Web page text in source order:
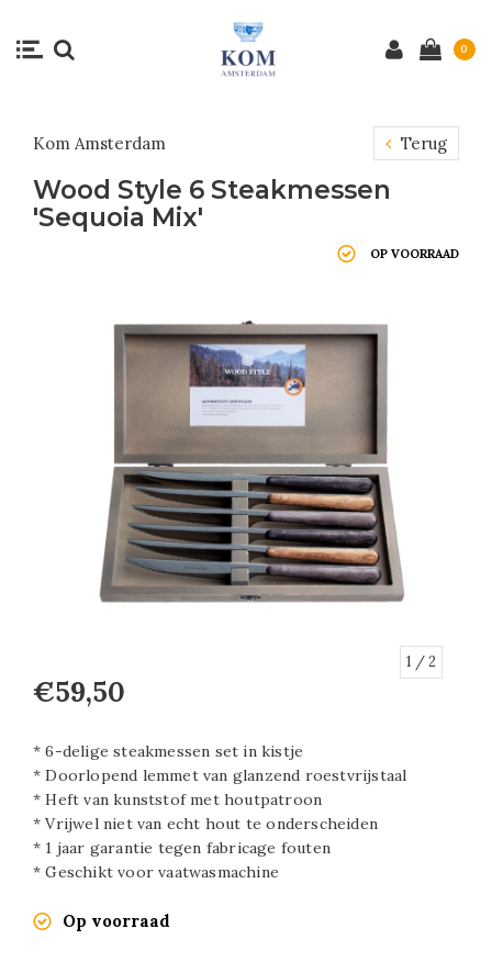
0
Kom Amsterdam Terug
Wood Style 6 Steakmessen
'Sequoia Mix'
OP VOORRAAD
1 / 2
€59,50
* 6-delige steakmessen set in kistje
* Doorlopend lemmet van glanzend roestvrijstaal
* Heft van kunststof met houtpatroon
* Vrijwel niet van echt hout te onderscheiden
* 1 jaar garantie tegen fabricage fouten
* Geschikt voor vaatwasmachine
Op voorraad